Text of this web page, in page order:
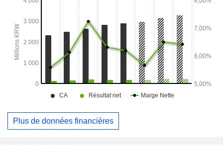
Plus de données financières